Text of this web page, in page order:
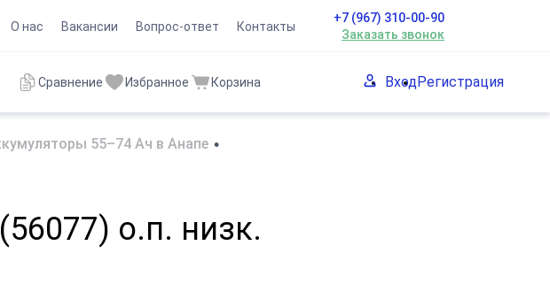
О нас Вакансии Вопрос-ответ Контакты
+7 (967) 310-00-90
Заказать звонок
Сравнение Избранное Корзина ВходРегистрация
55–74 Ач в Анапе •
о.п. низк.